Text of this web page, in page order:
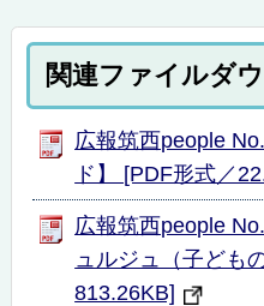
関連ファイルダ
広報筑西people
ド】 [PDF形式／
広報筑西people
ュルジュ（子ども
813.26KB]